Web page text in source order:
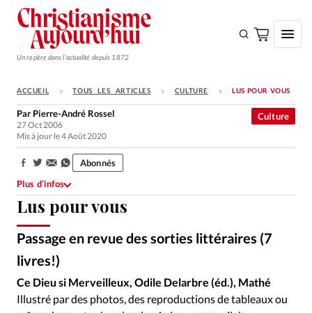
Un repère dans l'actualité depuis 1872
S'ABONNER
Monde
Opinions
Tous les articles
Faire un don
Emploi
Se connecter
ACCUEIL TOUS LES ARTICLES CULTURE LUS POUR VOUS
Lus pour vous
Passage en revue des sorties littéraires (7
livres!)
Culture
Par Pierre-André Rossel
27 Oct 2006
Mis à jour le 4 Août 2020
Partager:
Abonnés
Plus d’infos
Ce Dieu si Merveilleux, Odile Delarbre (éd.), Mathé
Illustré par des photos, des reproductions de tableaux ou